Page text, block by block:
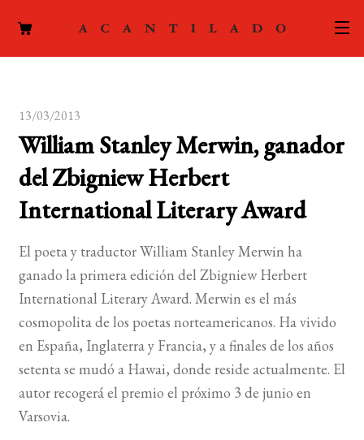
el
ACTUALIDAD
PODCAST
hijo
FOREIGN RIGHTS
CONTACTO
MI CUENTA
BUSCAR
13/03/2013
William Stanley Merwin, ganador
del Zbigniew Herbert
International Literary Award
El poeta y traductor William Stanley Merwin ha
ganado la primera edición del Zbigniew Herbert
International Literary Award. Merwin es el más
cosmopolita de los poetas norteamericanos. Ha vivido
en España, Inglaterra y Francia, y a finales de los años
setenta se mudó a Hawai, donde reside actualmente. El
autor recogerá el premio el próximo 3 de junio en
Varsovia.